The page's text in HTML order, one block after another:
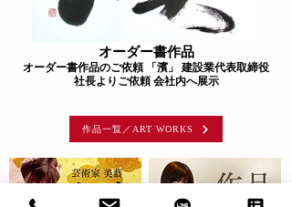
オーダー書作品
オーダー書作品のご依頼 「濱」 建設業代表取締役
社長よりご依頼 会社内へ展示
作品一覧／ART WORKS